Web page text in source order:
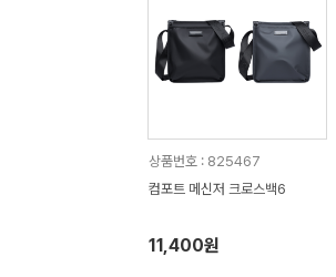
상품번호 : 825467
컴포트 메신저 크로스백6
11,400원